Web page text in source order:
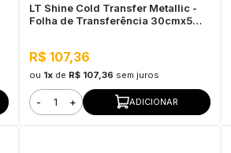
LT Shine Cold Transfer Metallic -
Folha de Transferência 30cmx5m
R$ 107,36
ou 1xde R$ 107,36 sem juros
- + ADICIONAR